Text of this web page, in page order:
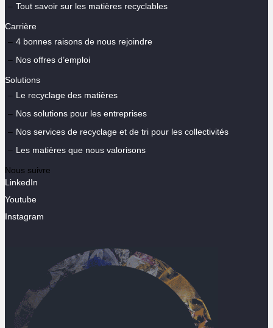
Tout savoir sur les matières recyclables
Carrière
4 bonnes raisons de nous rejoindre
Nos offres d’emploi
Solutions
Le recyclage des matières
Nos solutions pour les entreprises
Nos services de recyclage et de tri pour les collectivités
Les matières que nous valorisons
Nous suivre
LinkedIn
Youtube
Instagram